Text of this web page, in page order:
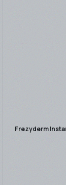
Frezyderm